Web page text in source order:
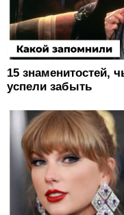
15 знаменитостей,
успели забыть